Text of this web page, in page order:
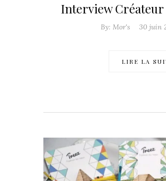
Interview Créateur
By: Mor's 30 juin
LIRE LA